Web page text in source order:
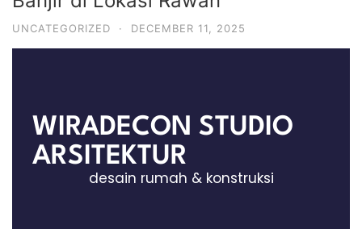
UNCATEGORIZED · DECEMBER 11, 2025
WIRADECON STUDIO
ARSITEKTUR
desain rumah & konstruksi